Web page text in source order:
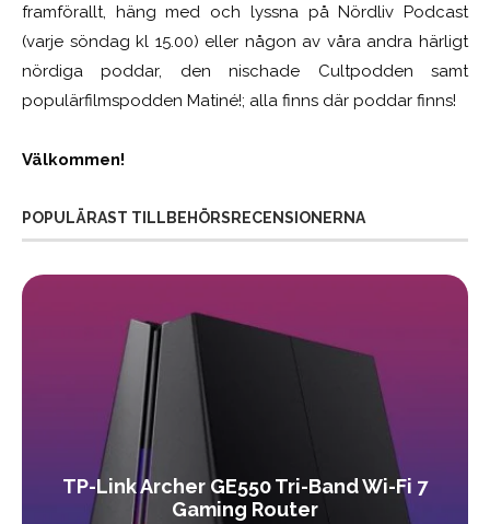
framförallt, häng med och lyssna på Nördliv Podcast
(varje söndag kl 15.00) eller någon av våra andra härligt
nördiga poddar, den nischade Cultpodden samt
populärfilmspodden Matiné!; alla finns där poddar finns!
Välkommen!
POPULÄRAST TILLBEHÖRSRECENSIONERNA
TP-Link Archer GE550 Tri-Band Wi-Fi 7
Gaming Router